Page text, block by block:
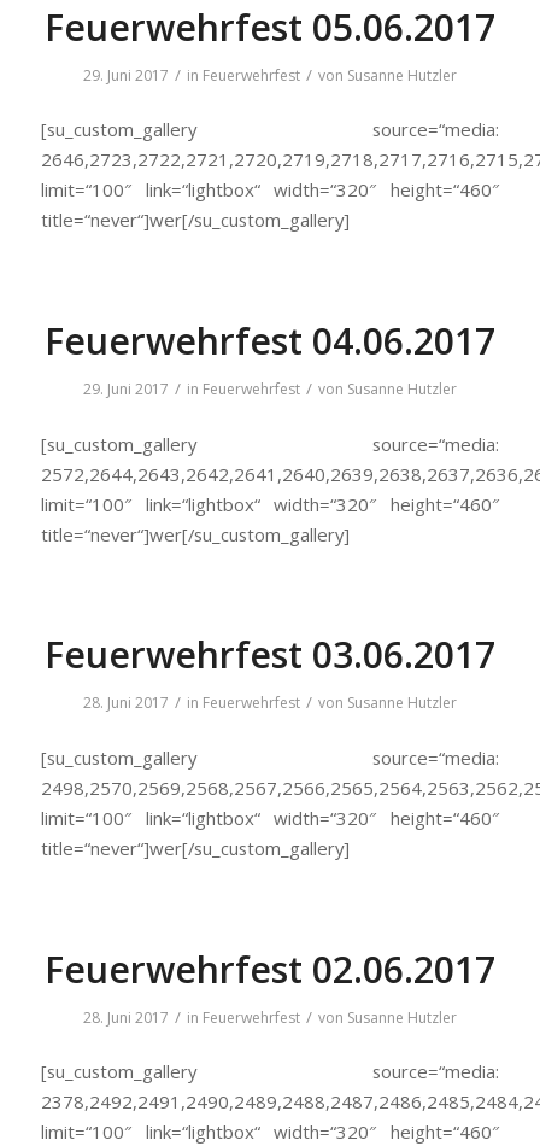
Feuerwehrfest 05.06.2017
29. Juni 2017 / in Feuerwehrfest / von Susanne Hutzler
[su_custom_gallery source=“media:
limit=“100″ link=“lightbox“ width=“320″ height=“460″
title=“never“]wer[/su_custom_gallery]
Feuerwehrfest 04.06.2017
29. Juni 2017 / in Feuerwehrfest / von Susanne Hutzler
[su_custom_gallery source=“media:
limit=“100″ link=“lightbox“ width=“320″ height=“460″
title=“never“]wer[/su_custom_gallery]
Feuerwehrfest 03.06.2017
28. Juni 2017 / in Feuerwehrfest / von Susanne Hutzler
[su_custom_gallery source=“media:
limit=“100″ link=“lightbox“ width=“320″ height=“460″
title=“never“]wer[/su_custom_gallery]
Feuerwehrfest 02.06.2017
28. Juni 2017 / in Feuerwehrfest / von Susanne Hutzler
[su_custom_gallery source=“media:
limit=“100″ link=“lightbox“ width=“320″ height=“460″